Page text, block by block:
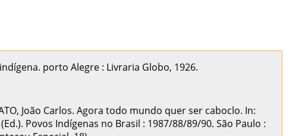
porto Alegre : Livraria Globo, 1926.
João Carlos. Agora todo mundo quer ser caboclo. In:
Povos Indígenas no Brasil : 1987/88/89/90. São Paulo :